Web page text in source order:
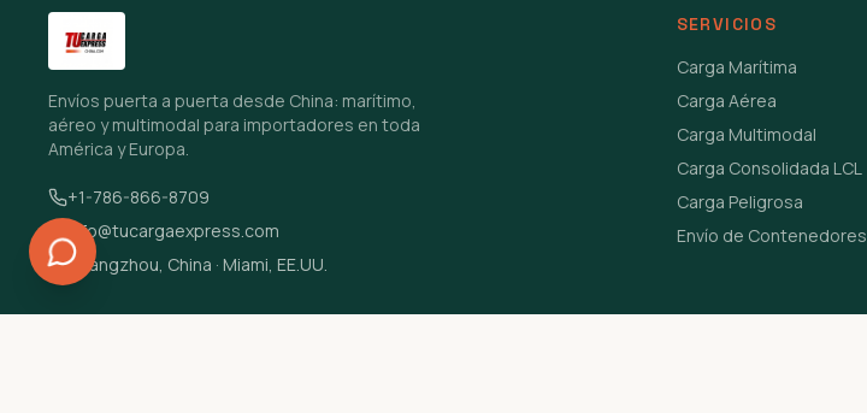
Envíos puerta a puerta desde China: marítimo,
aéreo y multimodal para importadores en toda
América y Europa.
+1-786-866-8709
info@tucargaexpress.com
Guangzhou, China · Miami, EE.UU.
SERVICIOS
Carga Marítima
Carga Aérea
Carga Multimodal
Carga Consolidada LCL
Carga Peligrosa
Envío de Contenedores